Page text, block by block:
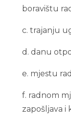
boravištu
c. trajanju
d. danu
e. mjestu
f. radnom
zapošljava i